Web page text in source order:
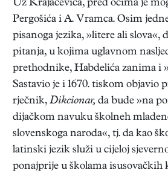
Uz Krajačevića, pred očima je
Pergošića i A. Vramca. Osim
pisanoga jezika, »litere ali slova«,
pitanja, u kojima uglavnom
prethodnike, Habdelića zanima i
Sastavio je i 1670. tiskom objavio
rječnik, Dikcionar, da bude »na
dijačkom navuku školneh
slovenskoga naroda«, tj. da kao
latinski jezik služi u cijeloj
ponajprije u školama isusovačkih